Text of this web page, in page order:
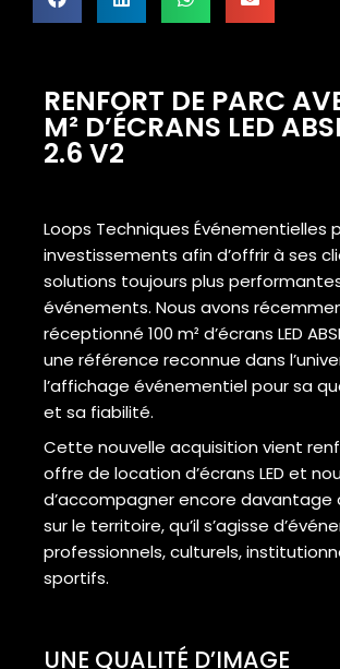
RENFORT DE PARC
M² D’ÉCRANS LED
2.6 V2
Loops Techniques Événementielles
investissements afin d’offrir à ses
solutions toujours plus
événements. Nous avons
réceptionné 100 m² d’écrans LED
une référence reconnue dans
l’affichage événementiel pour sa
et sa fiabilité.
Cette nouvelle acquisition vient
offre de location d’écrans LED et
d’accompagner encore davantage
sur le territoire, qu’il s’agisse
professionnels, culturels,
sportifs.
UNE QUALITÉ D’IMAGE